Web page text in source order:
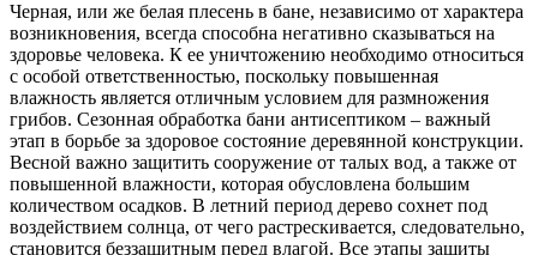
Черная, или же белая плесень в бане, независимо от характера
возникновения, всегда способна негативно сказываться на
здоровье человека. К ее уничтожению необходимо относиться
с особой ответственностью, поскольку повышенная
влажность является отличным условием для размножения
грибов. Сезонная обработка бани антисептиком – важный
этап в борьбе за здоровое состояние деревянной конструкции.
Весной важно защитить сооружение от талых вод, а также от
повышенной влажности, которая обусловлена большим
количеством осадков. В летний период дерево сохнет под
воздействием солнца, от чего растрескивается, следовательно,
становится беззащитным перед влагой. Все этапы защиты